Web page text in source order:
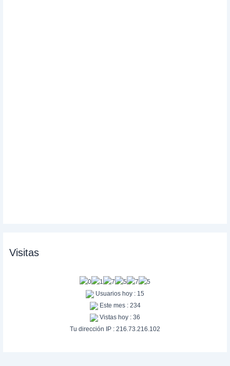
Visitas
Usuarios hoy : 15
Este mes : 234
Vistas hoy : 36
Tu dirección IP : 216.73.216.102